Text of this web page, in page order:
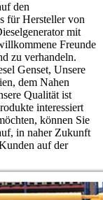
den
für Hersteller von
mit
Freunde
zu verhandeln.
Genset, Unsere
dem Nahen
Qualität ist
interessiert
können Sie
in naher Zukunft
auf der